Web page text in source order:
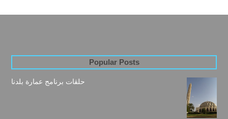
Popular Posts
حلقات برنامج عمارة بلدنا